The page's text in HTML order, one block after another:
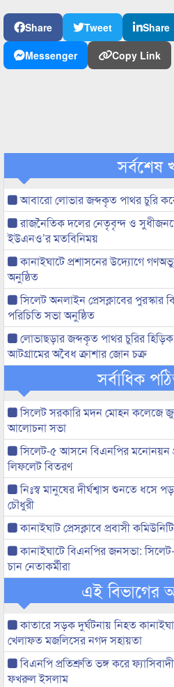
Share Tweet Share
Messenger
Copy Link
সর্বশেষ
আবারো লোভার জব্দকৃত পাথর চুরি
রাজনৈতিক দলের নেতৃবৃন্দ ও
ইউএনও’র মতবিনিময়
কানাইঘাটে প্রশাসনের উদ্যোগে
অনুষ্ঠিত
সিলেট অনলাইন প্রেসক্লাবের
পরিচিতি সভা অনুষ্ঠিত
লোভাছড়ার জব্দকৃত পাথর চুরির
আটগ্রামের অবৈধ ক্রাশার জোন চক্র
সর্বাধিক
সিলেট সরকারি মদন মোহন কলেজে
আলোচনা সভা
সিলেট-৫ আসনে বিএনপির মনোনয়ন
লিফলেট বিতরণ
নিঃস্ব মানুষের দীর্ঘশ্বাস শুনতে ধসে
চৌধুরী
কানাইঘাট প্রেসক্লাবে প্রবাসী
কানাইঘাটে বিএনপির জনসভা:
চান নেতাকর্মীরা
এই বিভাগের
কাতারে সড়ক দুর্ঘটনায় নিহত
খেলাফত মজলিসের নগদ সহায়তা
বিএনপি প্রতিশ্রুতি ভঙ্গ করে
ফখরুল ইসলাম